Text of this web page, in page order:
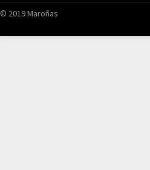
© 2019 Maroñas